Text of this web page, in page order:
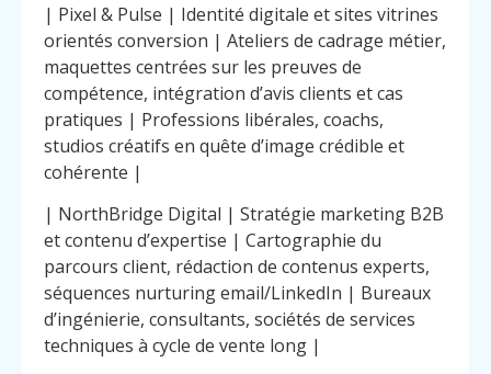
| Pixel & Pulse | Identité digitale et sites vitrines
orientés conversion | Ateliers de cadrage métier,
maquettes centrées sur les preuves de
compétence, intégration d’avis clients et cas
pratiques | Professions libérales, coachs,
studios créatifs en quête d’image crédible et
cohérente |
| NorthBridge Digital | Stratégie marketing B2B
et contenu d’expertise | Cartographie du
parcours client, rédaction de contenus experts,
séquences nurturing email/LinkedIn | Bureaux
d’ingénierie, consultants, sociétés de services
techniques à cycle de vente long |